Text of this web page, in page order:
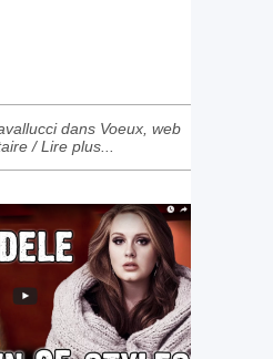
dans Voeux web
/Lire plus...